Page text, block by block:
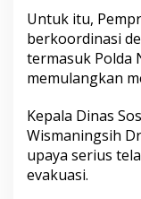
Untuk itu,
berkoordinasi
termasuk Polda
memulangkan
Kepala Dinas
Wismaningsih
upaya serius
evakuasi.